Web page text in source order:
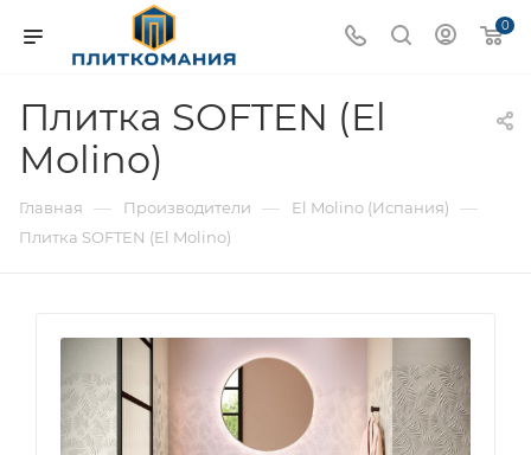
0
Плитка SOFTEN (El
Molino)
Главная — Производители — El Molino (Испания) —
Плитка SOFTEN (El Molino)